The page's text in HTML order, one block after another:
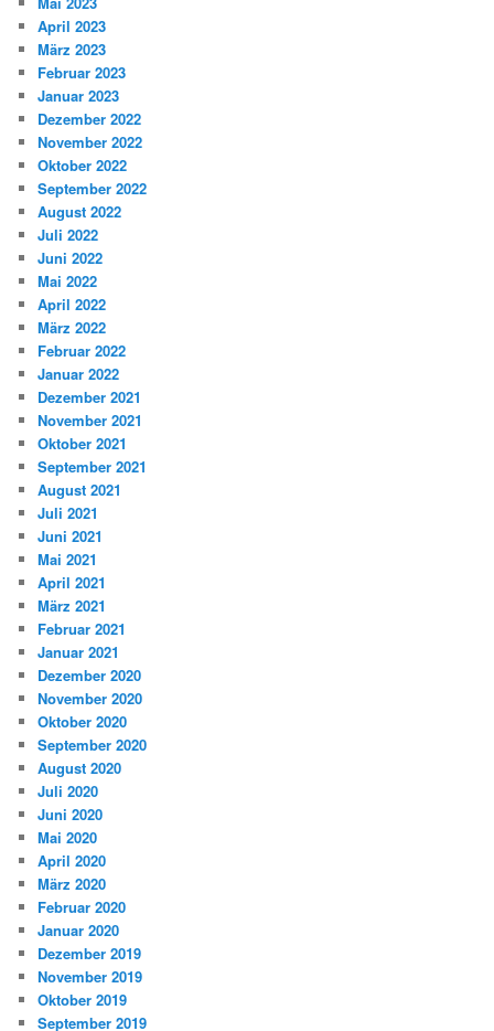
April 2023
März 2023
Februar 2023
Januar 2023
Dezember 2022
November 2022
Oktober 2022
September 2022
August 2022
Juli 2022
Juni 2022
Mai 2022
April 2022
März 2022
Februar 2022
Januar 2022
Dezember 2021
November 2021
Oktober 2021
September 2021
August 2021
Juli 2021
Juni 2021
Mai 2021
April 2021
März 2021
Februar 2021
Januar 2021
Dezember 2020
November 2020
Oktober 2020
September 2020
August 2020
Juli 2020
Juni 2020
Mai 2020
April 2020
März 2020
Februar 2020
Januar 2020
Dezember 2019
November 2019
Oktober 2019
September 2019